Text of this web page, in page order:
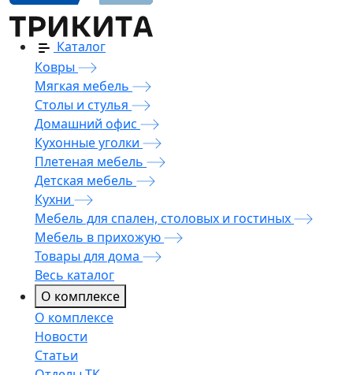
Каталог
Ковры
Мягкая мебель
Столы и стулья
Домашний офис
Кухонные уголки
Плетеная мебель
Детская мебель
Кухни
Мебель для спален, столовых и гостиных
Мебель в прихожую
Товары для дома
Весь каталог
О комплексе
О комплексе
Новости
Статьи